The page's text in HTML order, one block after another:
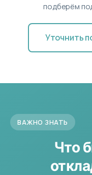
подберём
Уточнить
ВАЖНО ЗНАТЬ
Что